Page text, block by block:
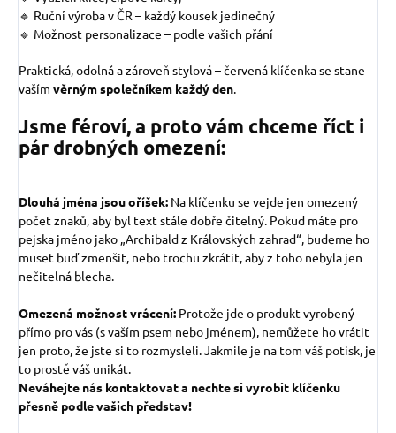
🔹 Ruční výroba v ČR – každý kousek jedinečný
🔹 Možnost personalizace – podle vašich přání
Praktická, odolná a zároveň stylová – červená klíčenka se stane
vaším věrným společníkem každý den.
Jsme féroví, a proto vám chceme říct i
pár drobných omezení:
Dlouhá jména jsou oříšek: Na klíčenku se vejde jen omezený
počet znaků, aby byl text stále dobře čitelný. Pokud máte pro
pejska jméno jako „Archibald z Královských zahrad“, budeme ho
muset buď zmenšit, nebo trochu zkrátit, aby z toho nebyla jen
nečitelná blecha.
Omezená možnost vrácení: Protože jde o produkt vyrobený
přímo pro vás (s vaším psem nebo jménem), nemůžete ho vrátit
jen proto, že jste si to rozmysleli. Jakmile je na tom váš potisk, je
to prostě váš unikát.
Neváhejte nás kontaktovat a nechte si vyrobit klíčenku
přesně podle vašich představ!